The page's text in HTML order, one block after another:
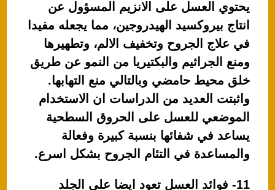
يحتوي العسل على الانزيم المسؤول عن
انتاج بيروكسيد الهيدروجين، مما يجعله مفيدا
في علاج الجروح وتخفيف الالم، وتطهيرها
ومنع الجراثيم والبكتيريا من النمو عن طريق
خلق محيط حامضي وبالتالي منع التهابها.
واثبتت العديد من الدراسات ان الاستخدام
الموضعي للعسل على الحروق السطحية
يساعد في شفائها بنسبة كبيرة وفعالة
والمساعدة في التئام الجروح بشكل اسرع.
11- فوائد العسل تعود ايضا على الجلد